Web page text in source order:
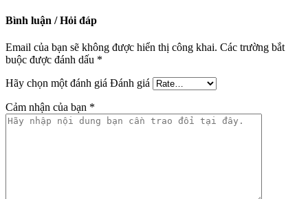
Bình luận / Hỏi đáp
Email của bạn sẽ không được hiển thị công khai. Các trường bắt
buộc được đánh dấu *
Hãy chọn một đánh giá Đánh giá
Cảm nhận của bạn *